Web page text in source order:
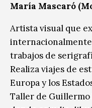
María Mascaró
Artista visual que
trabajos de
Realiza viajes de
Europa y los
Taller de Guillermo